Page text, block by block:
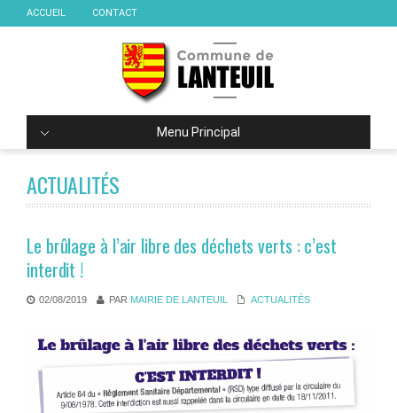
ACCUEIL CONTACT
Menu Principal
ACTUALITÉS
Le brûlage à l’air libre des déchets verts : c’est
interdit !
02/08/2019 PAR MAIRIE DE LANTEUIL ACTUALITÉS